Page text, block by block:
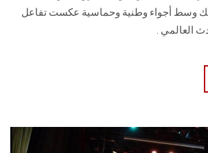
2026 ، وذلك وسط أجواء وطنية وحماسية عكست تفاعل
العالمي .